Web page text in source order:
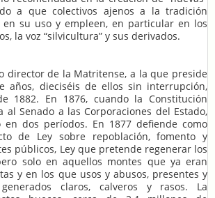
a que colectivos ajenos a la tradición
su uso y empleen, en particular en los
la voz “silvicultura” y sus derivados.
director de la Matritense, a la que preside
años, dieciséis de ellos sin interrupción,
1882. En 1876, cuando la Constitución
al Senado a las Corporaciones del Estado,
en dos períodos. En 1877 defiende como
de Ley sobre repoblación, fomento y
públicos, Ley que pretende regenerar los
solo en aquellos montes que ya eran
y en los que usos y abusos, presentes y
claros, calveros y rasos. La